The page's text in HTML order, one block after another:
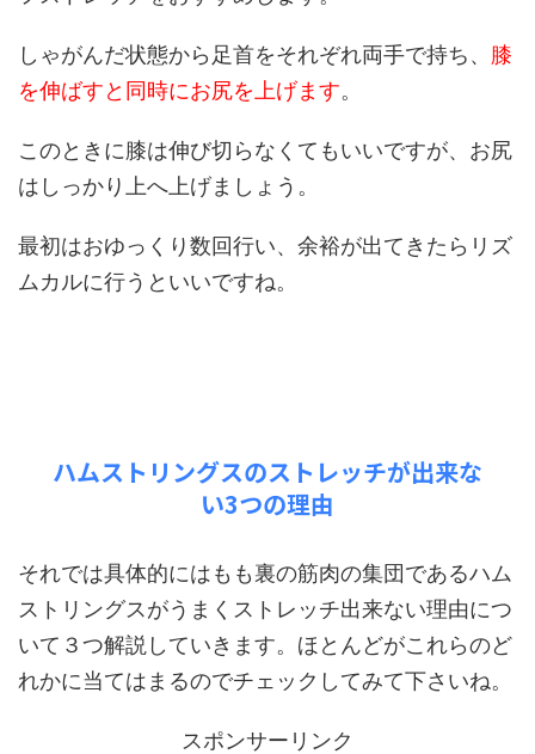
しゃがんだ状態から足首をそれぞれ両手で持ち、 膝
を伸ばすと同時にお尻を上げます。
このときに膝は伸び切らなくてもいいですが、お尻
はしっかり上へ上げましょう。
最初はおゆっくり数回行い、余裕が出てきたらリズ
ムカルに行うといいですね。
ハムストリングスのストレッチが出来な
い3つの理由
それでは具体的にはもも裏の筋肉の集団であるハム
ストリングスがうまくストレッチ出来ない理由につ
いて３つ解説していきます。ほとんどがこれらのど
れかに当てはまるのでチェックしてみて下さいね。
スポンサーリンク